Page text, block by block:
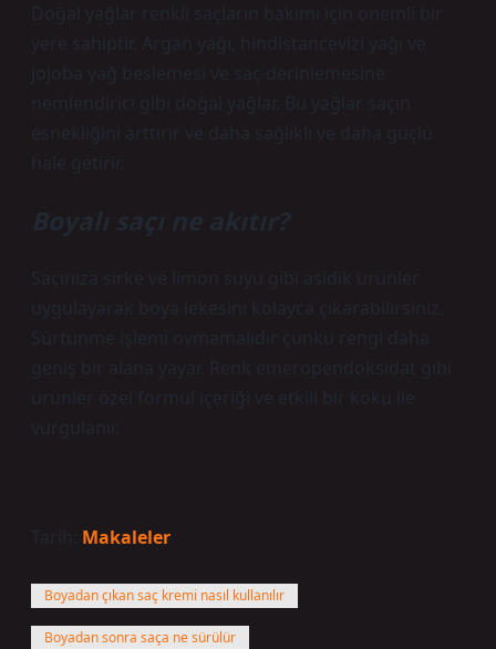
Doğal yağlar renkli saçların bakımı için önemli bir
yere sahiptir. Argan yağı, hindistancevizi yağı ve
jojoba yağ beslemesi ve saç derinlemesine
nemlendirici gibi doğal yağlar. Bu yağlar saçın
esnekliğini arttırır ve daha sağlıklı ve daha güçlü
hale getirir.
Boyalı saçı ne akıtır?
Saçınıza sirke ve limon suyu gibi asidik ürünler
uygulayarak boya lekesini kolayca çıkarabilirsiniz.
Sürtünme işlemi ovmamalıdır çünkü rengi daha
geniş bir alana yayar. Renk emeropendoksidat gibi
ürünler özel formül içeriği ve etkili bir koku ile
vurgulanır.
Tarih: Makaleler
Boyadan çıkan saç kremi nasıl kullanılır
Boyadan sonra saça ne sürülür